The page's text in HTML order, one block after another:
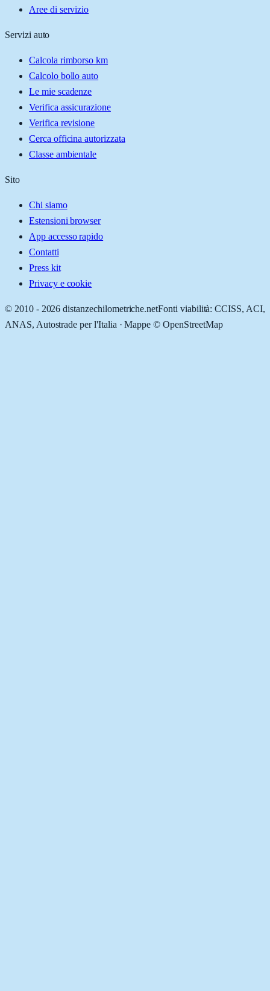
Aree di servizio
Servizi auto
Calcola rimborso km
Calcolo bollo auto
Le mie scadenze
Verifica assicurazione
Verifica revisione
Cerca officina autorizzata
Classe ambientale
Sito
Chi siamo
Estensioni browser
App accesso rapido
Contatti
Press kit
Privacy e cookie
© 2010 - 2026 distanzechilometriche.netFonti viabilità: CCISS, ACI,
ANAS, Autostrade per l'Italia · Mappe © OpenStreetMap